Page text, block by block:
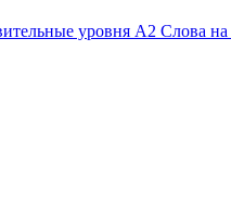
уровня A2 Слова на